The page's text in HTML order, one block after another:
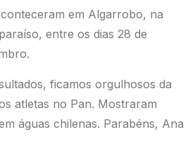
em Algarrobo, na
entre os dias 28 de
ficamos orgulhosos da
atletas no Pan. Mostraram
águas chilenas. Parabéns, Ana